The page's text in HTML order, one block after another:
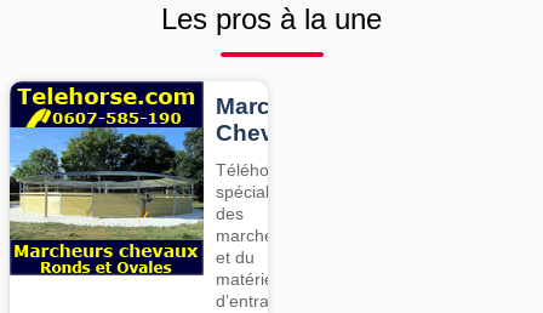
Les pros à la une
Marcheurs
Chevaux
Téléhorse,
spécialiste
des
marcheurs
et du
matériel
d’entrainement